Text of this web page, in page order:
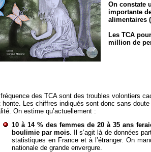
On constate
importante
alimentaires
Les TCA
million de
fréquence des TCA sont des troubles volontiers
honte. Les chiffres indiqués sont donc sans
On estime qu’actuellement :
10 à 14 % des femmes de 20 à 35 ans
boulimie par mois. Il s’agit là de données
statistiques en France et à l’étranger. On
nationale de grande envergure.